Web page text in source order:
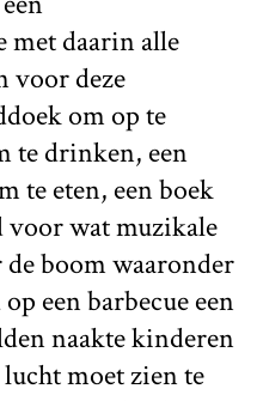
met daarin alle
voor deze
om op te
te drinken, een
te eten, een boek
voor wat muzikale
boom waaronder
een barbecue een
naakte kinderen
moet zien te